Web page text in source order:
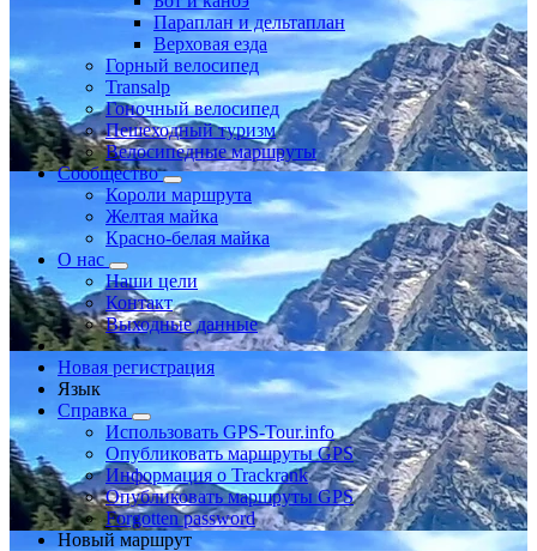
Параплан и дельтаплан
Верховая езда
Горный велосипед
Transalp
Гоночный велосипед
Пешеходный туризм
Велосипедные маршруты
Сообщество
Короли маршрута
Желтая майка
Красно-белая майка
О нас
Наши цели
Контакт
Выходные данные
Новая регистрация
Язык
Справка
Использовать GPS-Tour.info
Опубликовать маршруты GPS
Информация о Trackrank
Опубликовать маршруты GPS
Forgotten password
Новый маршрут